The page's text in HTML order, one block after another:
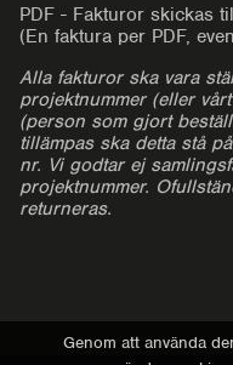
Genom att använda
PDF - Fakturor skickas
(En faktura per PDF,
Alla fakturor ska vara
projektnummer (eller
(person som gjort
tillämpas ska detta stå
nr. Vi godtar ej
projektnummer.
returneras.